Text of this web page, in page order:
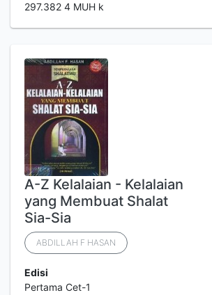
297.382 4 MUH k
A-Z Kelalaian - Kelalaian
yang Membuat Shalat
Sia-Sia
ABDILLAH F HASAN
Edisi
Pertama Cet-1